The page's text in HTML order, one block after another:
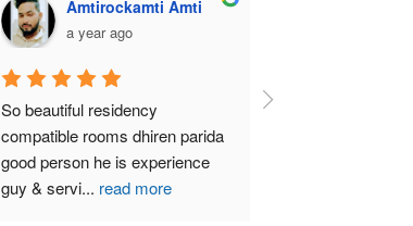
Amtirockamti Amti
a year ago
So beautiful residency
compatible rooms dhiren parida
good person he is experience
guy & servi... read more